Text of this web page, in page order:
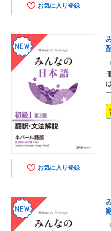
お気に入り登録
お気に入り登録